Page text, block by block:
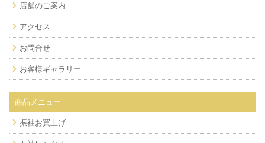
店舗のご案内
アクセス
お問合せ
お客様ギャラリー
商品メニュー
振袖お買上げ